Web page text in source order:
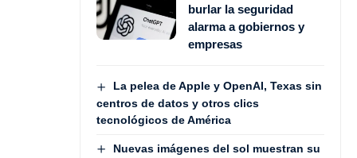
burlar la seguridad
alarma a gobiernos y
empresas
La pelea de Apple y OpenAI, Texas sin
centros de datos y otros clics
tecnológicos de América
Nuevas imágenes del sol muestran su